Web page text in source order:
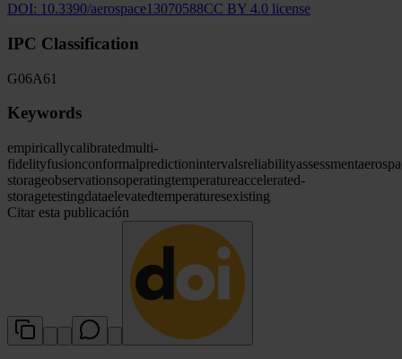
DOI: 10.3390/aerospace13070588CC BY 4.0 license
IPC Classification
G06A61
Keywords
empiricallycalibratedmulti-
fidelityfusionconformalpredictionintervalsreliabilityassessment
storageobservationsoperatingtemperatureaccelerated-
storagetestingdataelevatedtemperaturesexisting
Citar esta publicación